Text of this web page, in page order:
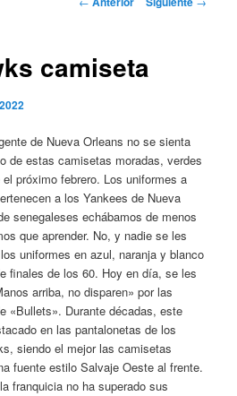
camiseta
de Nueva Orleans no se sienta
de estas camisetas moradas, verdes
próximo febrero. Los uniformes a
a los Yankees de Nueva
senegaleses echábamos de menos
que aprender. No, y nadie se les
uniformes en azul, naranja y blanco
finales de los 60. Hoy en día, se les
arriba, no disparen» por las
«Bullets». Durante décadas, este
en las pantalonetas de los
siendo el mejor las camisetas
fuente estilo Salvaje Oeste al frente.
franquicia no ha superado sus